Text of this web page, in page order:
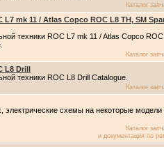
Каталог
mk 11 / Atlas Copco ROC L8 TH, SM
техники ROC L7 mk 11 / Atlas Copco
Каталог
L8 Drill
техники ROC L8 Drill Catalogue.
Каталог
электрические схемы на некоторые модели
Каталог
и документация по